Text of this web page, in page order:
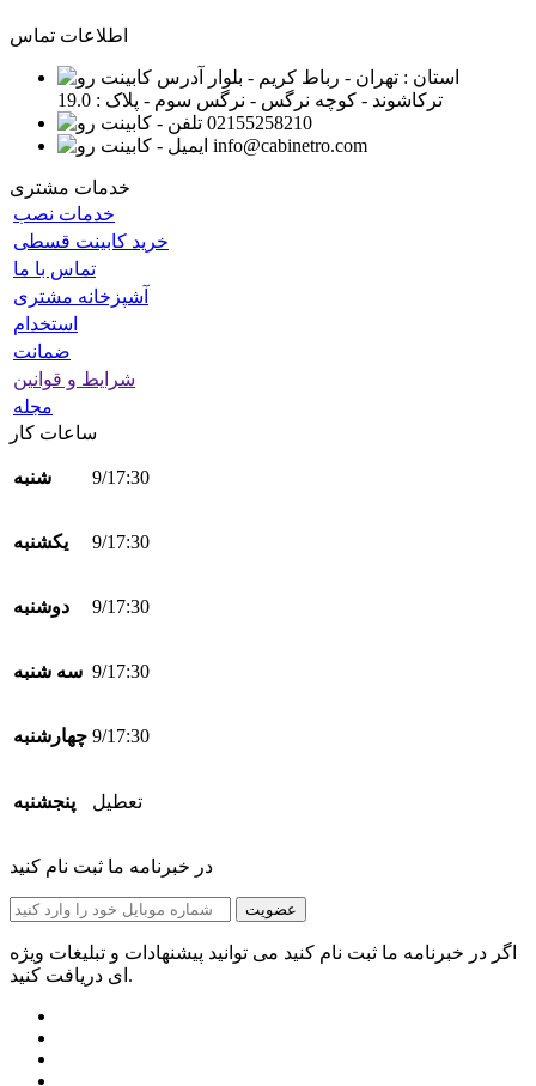
اطلاعات تماس
استان : تهران - رباط کریم - بلوار
ترکاشوند - کوچه نرگس - نرگس سوم - پلاک : 19.0
02155258210
info@cabinetro.com
خدمات مشتری
خدمات نصب
خرید کابینت قسطی
تماس با ما
آشپزخانه مشتری
استخدام
ضمانت
شرایط و قوانین
مجله
ساعات کار
شنبه 9/17:30
یکشنبه 9/17:30
دوشنبه 9/17:30
سه شنبه 9/17:30
چهارشنبه 9/17:30
پنجشنبه تعطیل
در خبرنامه ما ثبت نام کنید
عضویت
اگر در خبرنامه ما ثبت نام کنید می توانید پیشنهادات و تبلیغات ویژه
ای دریافت کنید.